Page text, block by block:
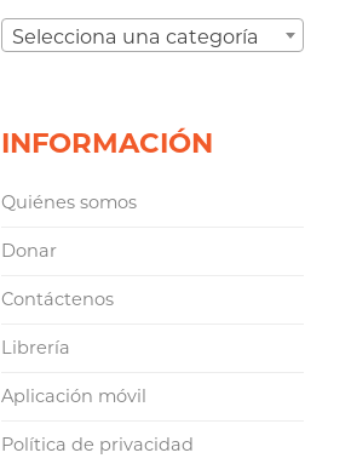
Selecciona una categoría
INFORMACIÓN
Quiénes somos
Donar
Contáctenos
Librería
Aplicación móvil
Política de privacidad